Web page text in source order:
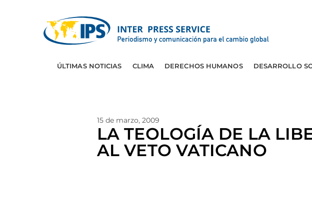
ÚLTIMAS NOTICIAS CLIMA DERECHOS HUMANOS DESARROLLO
15 de marzo, 2009
LA TEOLOGÍA DE LA
AL VETO VATICANO